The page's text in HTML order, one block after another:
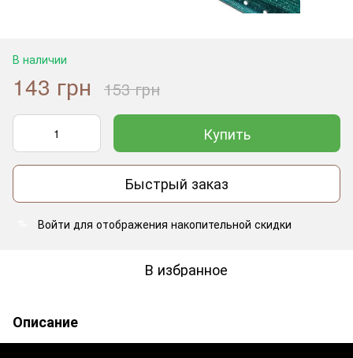
В наличии
143 грн 153 грн
Купить
Быстрый заказ
Войти для отображения накопительной скидки
В избранное
Описание